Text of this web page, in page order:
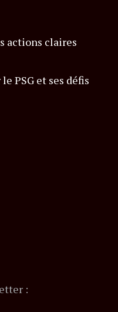
actions claires
PSG et ses défis
: